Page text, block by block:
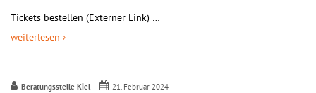
Tickets bestellen (Externer Link) …
weiterlesen ›
Beratungsstelle Kiel 21. Februar 2024